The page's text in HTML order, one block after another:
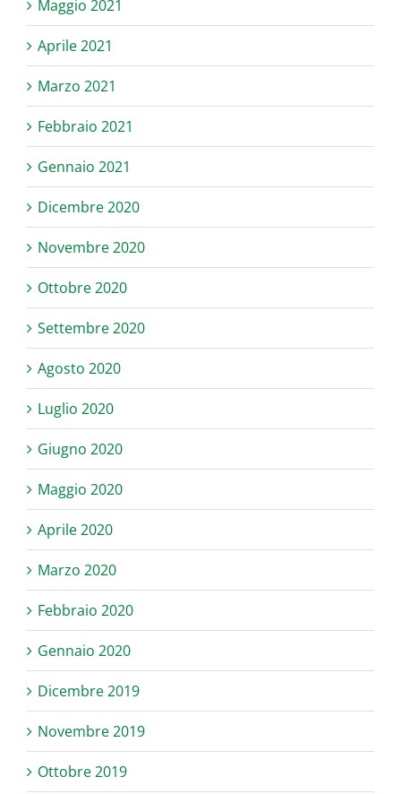
Maggio 2021
Aprile 2021
Marzo 2021
Febbraio 2021
Gennaio 2021
Dicembre 2020
Novembre 2020
Ottobre 2020
Settembre 2020
Agosto 2020
Luglio 2020
Giugno 2020
Maggio 2020
Aprile 2020
Marzo 2020
Febbraio 2020
Gennaio 2020
Dicembre 2019
Novembre 2019
Ottobre 2019